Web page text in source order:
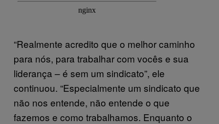
“Realmente acredito que o melhor caminho
para nós, para trabalhar com vocês e sua
liderança – é sem um sindicato”, ele
continuou. “Especialmente um sindicato que
não nos entende, não entende o que
fazemos e como trabalhamos. Enquanto o